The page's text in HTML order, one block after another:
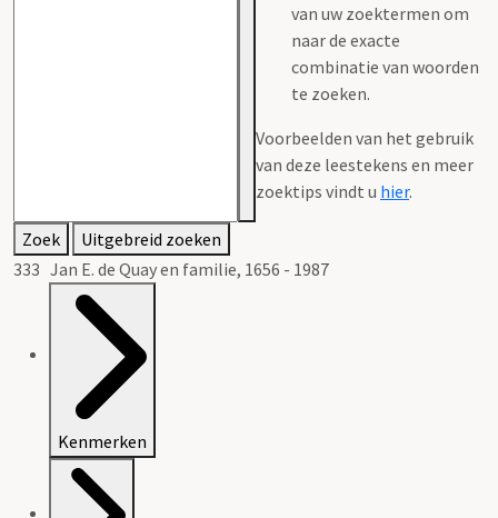
van uw zoektermen om
naar de exacte
combinatie van woorden
te zoeken.
Voorbeelden van het gebruik
van deze leestekens en meer
zoektips vindt u hier.
Zoek
Uitgebreid zoeken
333 Jan E. de Quay en familie, 1656 - 1987
Kenmerken